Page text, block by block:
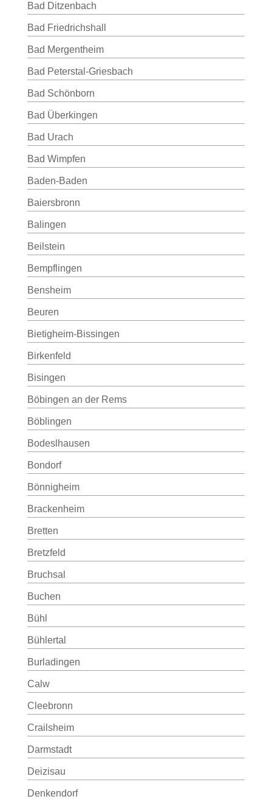
Bad Ditzenbach
Bad Friedrichshall
Bad Mergentheim
Bad Peterstal-Griesbach
Bad Schönborn
Bad Überkingen
Bad Urach
Bad Wimpfen
Baden-Baden
Baiersbronn
Balingen
Beilstein
Bempflingen
Bensheim
Beuren
Bietigheim-Bissingen
Birkenfeld
Bisingen
Böbingen an der Rems
Böblingen
Bodeslhausen
Bondorf
Bönnigheim
Brackenheim
Bretten
Bretzfeld
Bruchsal
Buchen
Bühl
Bühlertal
Burladingen
Calw
Cleebronn
Crailsheim
Darmstadt
Deizisau
Denkendorf